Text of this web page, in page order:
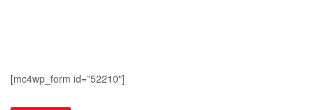
[mc4wp_form id=”52210″]